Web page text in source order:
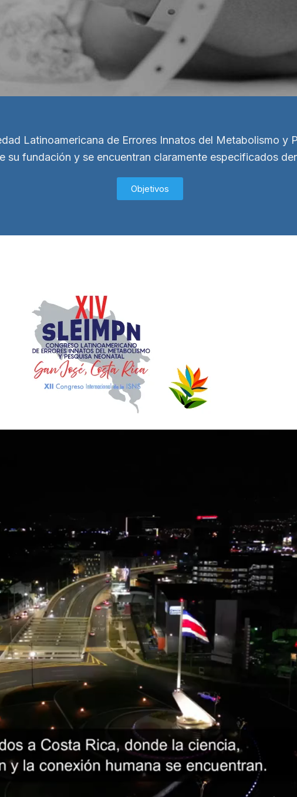
Latinoamericana de Errores Innatos del Metabolismo y
su fundación y se encuentran claramente especificados
Objetivos